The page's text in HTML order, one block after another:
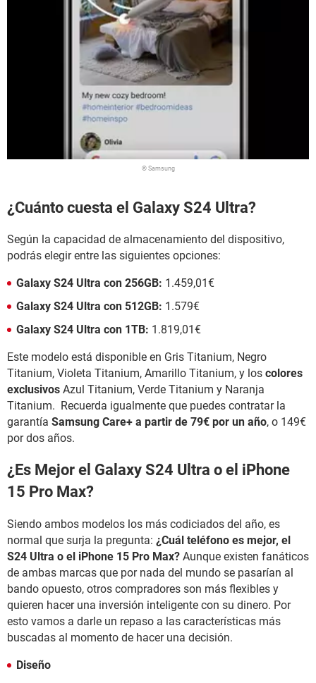
© Samsung
¿Cuánto cuesta el Galaxy S24 Ultra?
Según la capacidad de almacenamiento del dispositivo,
podrás elegir entre las siguientes opciones:
Galaxy S24 Ultra con 256GB: 1.459,01€
Galaxy S24 Ultra con 512GB: 1.579€
Galaxy S24 Ultra con 1TB: 1.819,01€
Este modelo está disponible en Gris Titanium, Negro
Titanium, Violeta Titanium, Amarillo Titanium, y los colores
exclusivos Azul Titanium, Verde Titanium y Naranja
Titanium. Recuerda igualmente que puedes contratar la
garantía Samsung Care+ a partir de 79€ por un año, o 149€
por dos años.
¿Es Mejor el Galaxy S24 Ultra o el iPhone
15 Pro Max?
Siendo ambos modelos los más codiciados del año, es
normal que surja la pregunta: ¿Cuál teléfono es mejor, el
S24 Ultra o el iPhone 15 Pro Max? Aunque existen fanáticos
de ambas marcas que por nada del mundo se pasarían al
bando opuesto, otros compradores son más flexibles y
quieren hacer una inversión inteligente con su dinero. Por
esto vamos a darle un repaso a las características más
buscadas al momento de hacer una decisión.
Diseño